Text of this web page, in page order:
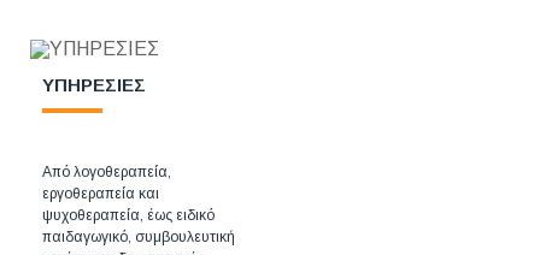
ΥΠΗΡΕΣΙΕΣ
Από λογοθεραπεία,
εργοθεραπεία και
ψυχοθεραπεία, έως ειδικό
παιδαγωγικό, συμβουλευτική